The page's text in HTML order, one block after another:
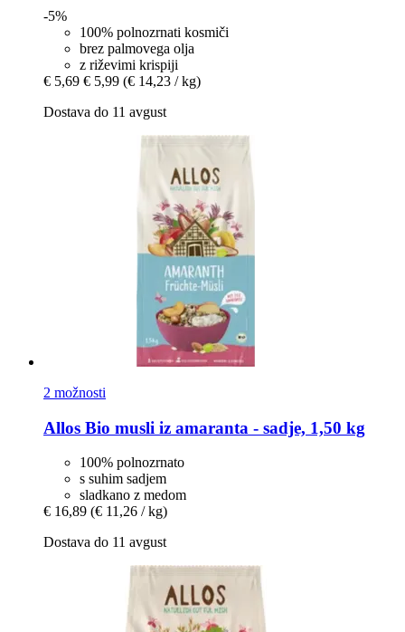
-5%
100% polnozrnati kosmiči
brez palmovega olja
z riževimi krispiji
€ 5,69 € 5,99 (€ 14,23 / kg)
Dostava do 11 avgust
2 možnosti
Allos Bio musli iz amaranta -​ sadje, 1,50 kg
100% polnozrnato
s suhim sadjem
sladkano z medom
€ 16,89 (€ 11,26 / kg)
Dostava do 11 avgust